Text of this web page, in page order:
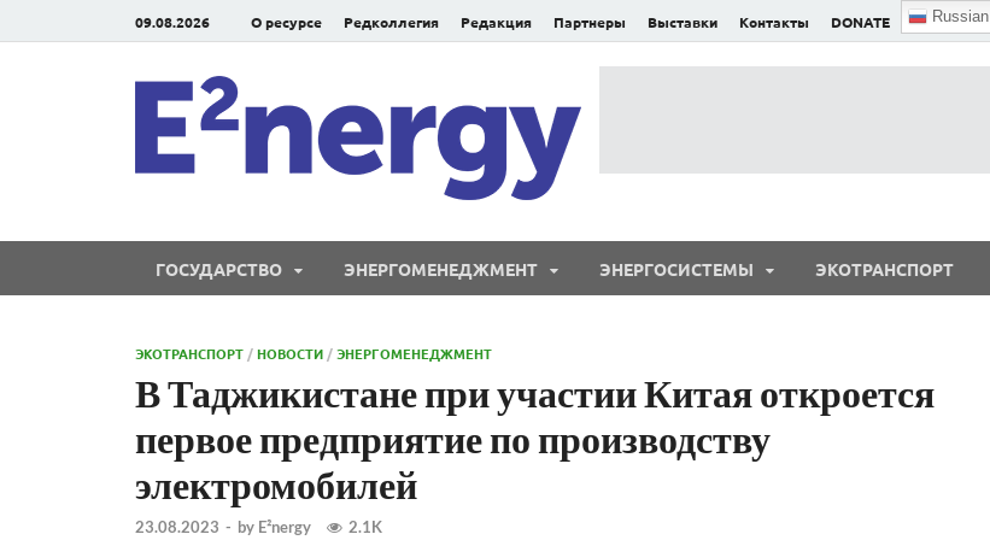
09.08.2026 О ресурсе Редколлегия Редакция Партнеры Выставки Контакты DONATE Russian
ГОСУДАРСТВО ЭНЕРГОМЕНЕДЖМЕНТ ЭНЕРГОСИСТЕМЫ ЭКОТРАНСПОРТ
ЭКОТРАНСПОРТ /НОВОСТИ /ЭНЕРГОМЕНЕДЖМЕНТ
В Таджикистане при участии Китая откроется
первое предприятие по производству
электромобилей
23.08.2023 - by E²nergy 2.1K